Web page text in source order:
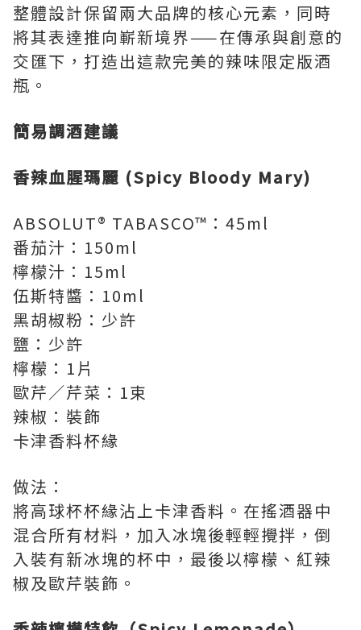
整體設計保留兩大品牌的核心元素，同時
將其表達推向嶄新境界——在傳承與創意的
交匯下，打造出這款完美的辣味限定版酒
瓶。
簡易調酒建議
香辣血腥瑪麗 (Spicy Bloody Mary)
ABSOLUT® TABASCO™：45ml
番茄汁：150ml
檸檬汁：15ml
伍斯特醬：10ml
黑胡椒粉：少許
鹽：少許
檸檬：1片
歐芹／芹菜：1束
辣椒：裝飾
卡津香料杯緣
做法：
將高球杯杯緣沾上卡津香料。在搖酒器中
混合所有材料，加入冰塊後輕輕攪拌，倒
入裝有新冰塊的杯中，最後以檸檬、紅辣
椒及歐芹裝飾。